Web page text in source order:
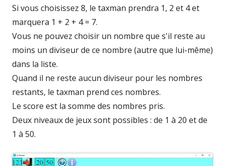
Si vous choisissez 8, le taxman prendra 1, 2 et 4 et
marquera 1 + 2 + 4 = 7.
Vous ne pouvez choisir un nombre que s'il reste au
moins un diviseur de ce nombre (autre que lui-même)
dans la liste.
Quand il ne reste aucun diviseur pour les nombres
restants, le taxman prend ces nombres.
Le score est la somme des nombres pris.
Deux niveaux de jeux sont possibles : de 1 à 20 et de
1 à 50.